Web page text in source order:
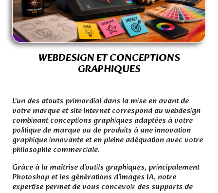
WEBDESIGN ET CONCEPTIONS
GRAPHIQUES
L'un des atouts primordial dans la mise en avant de
votre marque et site internet correspond au webdesign
combinant conceptions graphiques adaptées à votre
politique de marque ou de produits à une innovation
graphique innovante et en pleine adéquation avec votre
philosophie commerciale.
Grâce à la maîtrise d'outils graphiques, principalement
Photoshop et les générations d'images IA, notre
expertise permet de vous concevoir des supports de